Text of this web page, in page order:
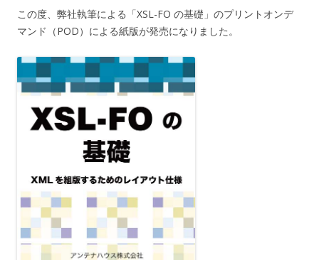
この度、弊社執筆による「XSL-FO の基礎」のプリントオンデ
マンド（POD）による紙版が発売になりました。